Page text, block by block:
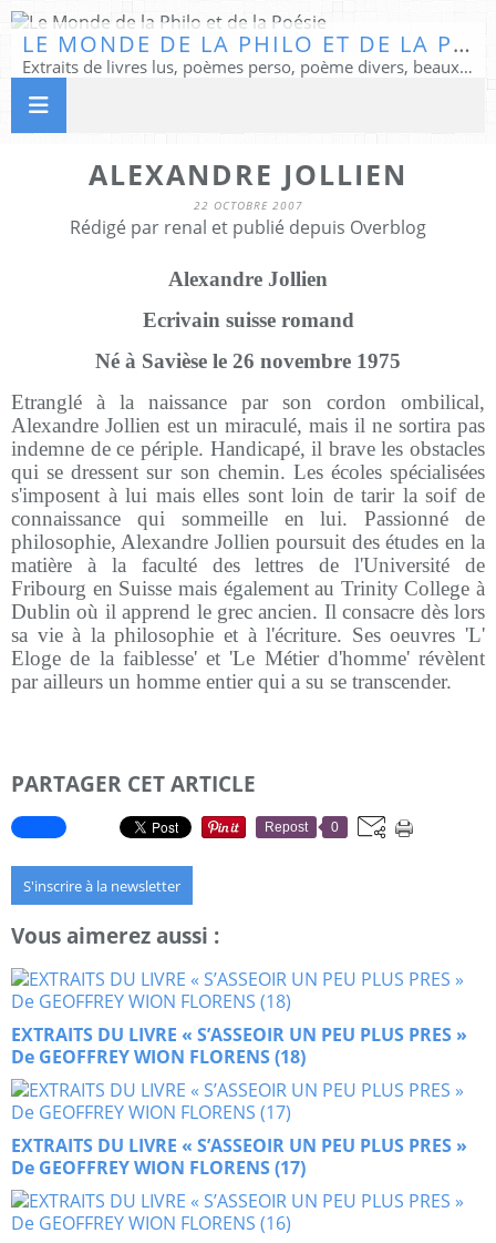
LE MONDE DE LA PHILO ET DE LA POÉSIE
Extraits de livres lus, poèmes perso, poème divers, beaux textes...
ALEXANDRE JOLLIEN
22 OCTOBRE 2007
Rédigé par renal et publié depuis Overblog
Alexandre Jollien
Ecrivain suisse romand
Né à Savièse le 26 novembre 1975
Etranglé à la naissance par son cordon ombilical,
Alexandre Jollien est un miraculé, mais il ne sortira pas
indemne de ce périple. Handicapé, il brave les obstacles
qui se dressent sur son chemin. Les écoles spécialisées
s'imposent à lui mais elles sont loin de tarir la soif de
connaissance qui sommeille en lui. Passionné de
philosophie, Alexandre Jollien poursuit des études en la
matière à la faculté des lettres de l'Université de
Fribourg en Suisse mais également au Trinity College à
Dublin où il apprend le grec ancien. Il consacre dès lors
sa vie à la philosophie et à l'écriture. Ses oeuvres 'L'
Eloge de la faiblesse' et 'Le Métier d'homme' révèlent
par ailleurs un homme entier qui a su se transcender.
PARTAGER CET ARTICLE
Repost 0
S'inscrire à la newsletter
Vous aimerez aussi :
EXTRAITS DU LIVRE « S’ASSEOIR UN PEU PLUS PRES »
De GEOFFREY WION FLORENS (18)
EXTRAITS DU LIVRE « S’ASSEOIR UN PEU PLUS PRES »
De GEOFFREY WION FLORENS (17)